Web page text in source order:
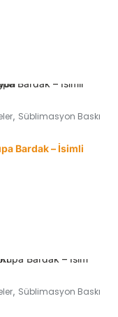
, Süblimasyon Baskı
Bardak – İsimli
, Süblimasyon Baskı